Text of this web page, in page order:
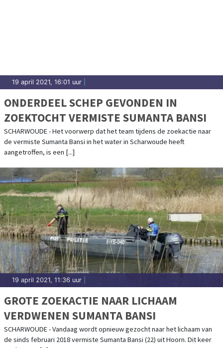
19 april 2021, 16:01 uur
ONDERDEEL SCHEP GEVONDEN IN
ZOEKTOCHT VERMISTE SUMANTA BANSI
SCHARWOUDE - Het voorwerp dat het team tijdens de zoekactie naar
de vermiste Sumanta Bansi in het water in Scharwoude heeft
aangetroffen, is een [...]
19 april 2021, 11:36 uur
GROTE ZOEKACTIE NAAR LICHAAM
VERDWENEN SUMANTA BANSI
SCHARWOUDE - Vandaag wordt opnieuw gezocht naar het lichaam van
de sinds februari 2018 vermiste Sumanta Bansi (22) uit Hoorn. Dit keer